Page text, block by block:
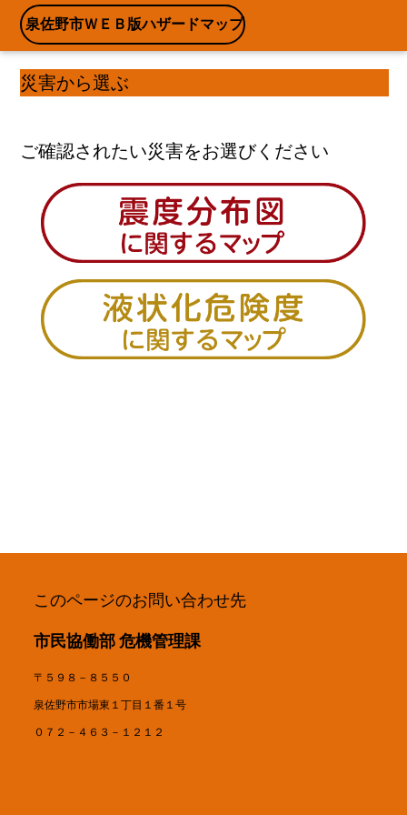
泉佐野市ＷＥＢ版ハザードマップ
災害から選ぶ
ご確認されたい災害をお選びください
このページのお問い合わせ先
市民協働部 危機管理課
〒５９８－８５５０
泉佐野市市場東１丁目１番１号
０７２－４６３－１２１２